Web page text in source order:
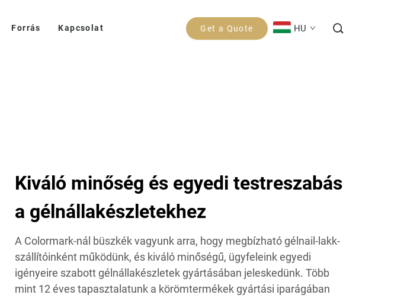
Forrás Kapcsolat Get a Quote HU
Kiváló minőség és egyedi testreszabás
a gélnállakészletekhez
A Colormark-nál büszkék vagyunk arra, hogy megbízható gélnail-lakk-
szállítóinként működünk, és kiváló minőségű, ügyfeleink egyedi
igényeire szabott gélnállakészletek gyártásában jeleskedünk. Több
mint 12 éves tapasztalatunk a körömtermékek gyártási iparágában